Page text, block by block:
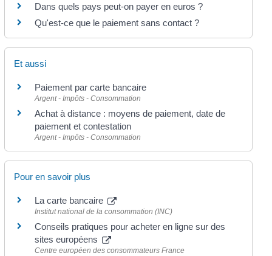
Dans quels pays peut-on payer en euros ?
Qu'est-ce que le paiement sans contact ?
Et aussi
Paiement par carte bancaire
Argent - Impôts - Consommation
Achat à distance : moyens de paiement, date de
paiement et contestation
Argent - Impôts - Consommation
Pour en savoir plus
La carte bancaire
Institut national de la consommation (INC)
Conseils pratiques pour acheter en ligne sur des
sites européens
Centre européen des consommateurs France